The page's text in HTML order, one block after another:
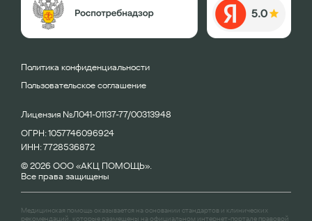
Политика конфиденциальности
Пользовательское соглашение
Лицензия №Л041-01137-77/00313948
ОГРН: 1057746096924
ИНН: 7728536872
© 2026 ООО «АКЦ ПОМОЩЬ».
Все права защищены
Медицинская помощь оказывается на основании стандартов и клинических
рекомендаций, которые размещены на официальном интернет-портале правовой